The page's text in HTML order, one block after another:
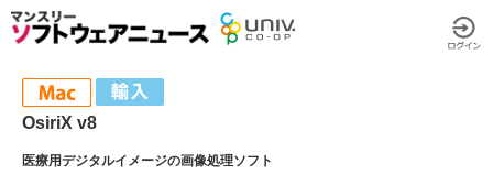
OsiriX v8
医療用デジタルイメージの画像処理ソフト